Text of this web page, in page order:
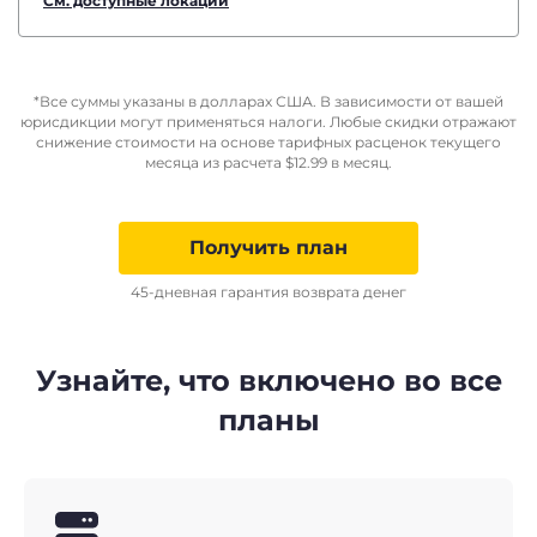
*Все суммы указаны в долларах США. В зависимости от вашей
юрисдикции могут применяться налоги. Любые скидки отражают
снижение стоимости на основе тарифных расценок текущего
месяца из расчета $12.99 в месяц.
Получить план
45-дневная гарантия возврата денег
Узнайте, что включено во все
планы